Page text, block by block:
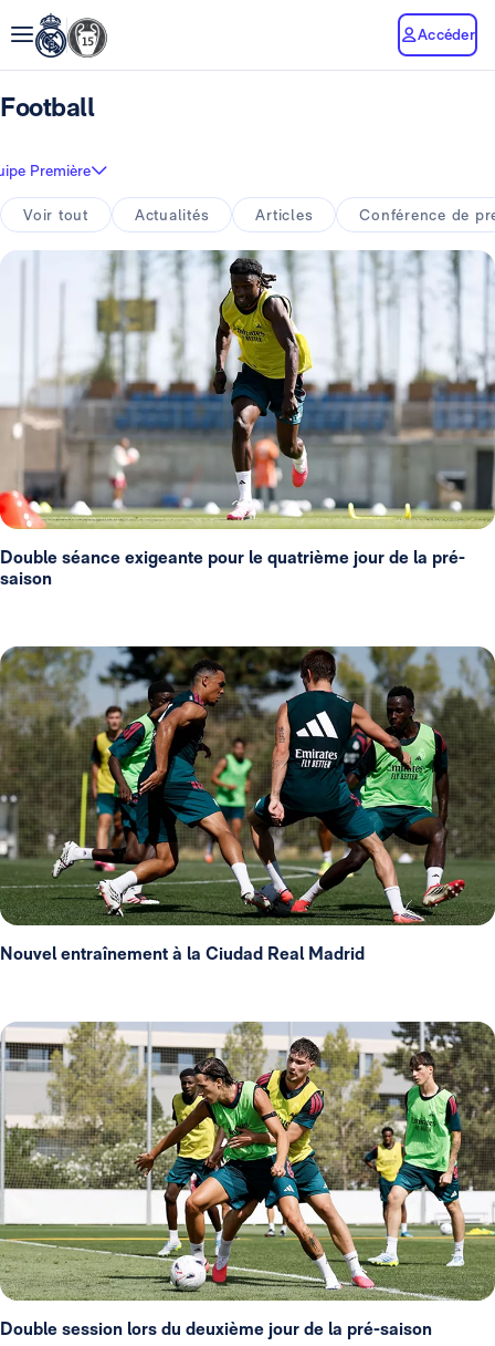
Accéder
Football
Première
Voir tout Actualités Articles Conférence de
Double séance exigeante pour le quatrième jour de la pré-
saison
Nouvel entraînement à la Ciudad Real Madrid
Double session lors du deuxième jour de la pré-saison